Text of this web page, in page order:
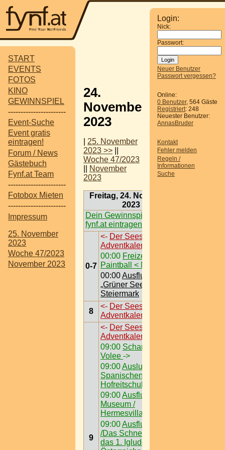
START
EVENTS
FOTOS
KINO
GEWINNSPIEL
-----------------------
Event-Suche
Event gratis
eintragen!
Forum / News
Gästebuch
Fynf.at Team
-----------------------
Fotobox Mieten
-----------------------
Impressum
25. November
2023
Woche 47/2023
November 2023
Login:
Nick:
Passwort:
Neuer Benutzer
Passwort vergessen?
Online:
0 Benutzer, 564 Gäste
Registriert: 248
Neuester Benutzer:
AnnasBruder
Kontakt
Fehler melden
Regeln /
Informationen
Suche
24.
November
2023
25. November
2023 >>
Woche 47/2023
November
2023
Freitag, 24. November
2023
Dein Gewinnspiel auf
fynf.at eintragen
0-7
<- Der Seestadt
Adventkalender
00:00 Freizeit /
Paintball < Nö >
00:00Ausflugsziel /
„Grüner See“ @
Steiermark
8
<- Der Seestadt
Adventkalender
9
<- Der Seestadt
Adventkalender
09:00 Schanigärten /
Volee ->
09:00Auslugsziel /
Spanischen
Hofreitschule
09:00Ausflugsziel /
Museum /
Hermesvilla
09:00Ausflugsziel
/Das Schneedorf -
das 1. Igludorf